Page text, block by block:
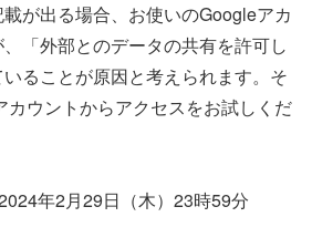
が出る場合、お使いのGoogleアカ
「外部とのデータの共有を許可し
ることが原因と考えられます。そ
カウントからアクセスをお試しくだ
年2月29日（木）23時59分